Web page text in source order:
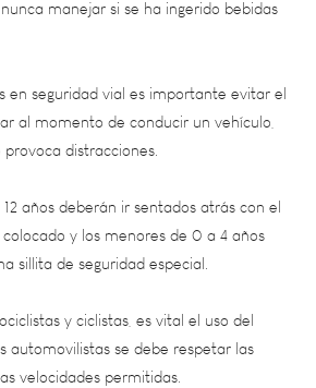
vial es importante evitar el
momento de conducir un vehículo,
distracciones.
deberán ir sentados atrás con el
y los menores de 0 a 4 años
de seguridad especial.
y ciclistas, es vital el uso del
se debe respetar las
permitidas.